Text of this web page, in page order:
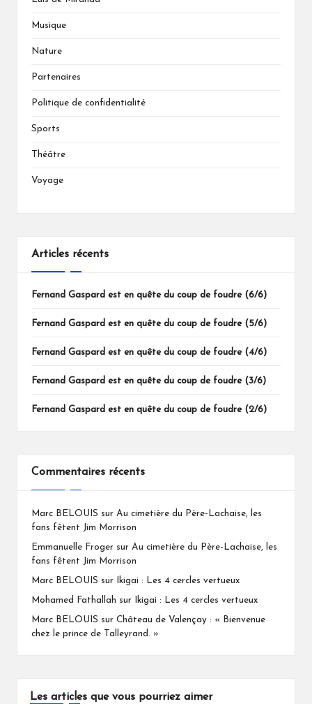
Musique
Nature
Partenaires
Politique de confidentialité
Sports
Théâtre
Voyage
Articles récents
Fernand Gaspard est en quête du coup de foudre (6/6)
Fernand Gaspard est en quête du coup de foudre (5/6)
Fernand Gaspard est en quête du coup de foudre (4/6)
Fernand Gaspard est en quête du coup de foudre (3/6)
Fernand Gaspard est en quête du coup de foudre (2/6)
Commentaires récents
Marc BELOUIS sur Au cimetière du Père-Lachaise, les
fans fêtent Jim Morrison
Emmanuelle Froger sur Au cimetière du Père-Lachaise, les
fans fêtent Jim Morrison
Marc BELOUIS sur Ikigai : Les 4 cercles vertueux
Mohamed Fathallah sur Ikigai : Les 4 cercles vertueux
Marc BELOUIS sur Château de Valençay : « Bienvenue
chez le prince de Talleyrand. »
Les articles que vous pourriez aimer